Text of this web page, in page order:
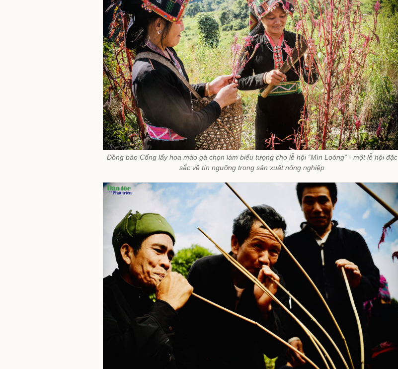
Đồng bào Cống lấy hoa mào gà chọn làm biểu tượng cho lễ hội “Mìn Loóng” - một lễ hội đặc
sắc về tín ngưỡng trong sản xuất nông nghiệp